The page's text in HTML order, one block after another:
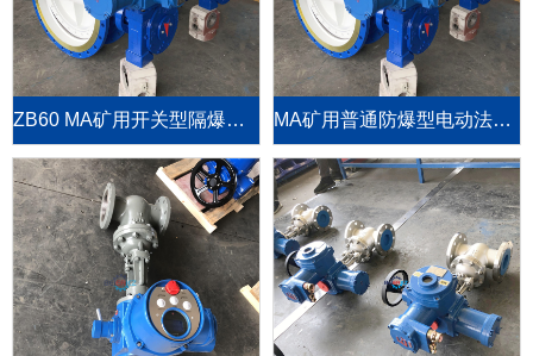
ZB60 MA矿用开关型隔爆阀门电动装置 MA矿用普通防爆型电动法兰蝶阀D94F-10C-DN700